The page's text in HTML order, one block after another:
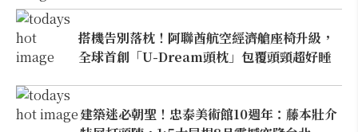
搭機告別落枕！阿聯酋航空經濟艙座椅升級，
全球首創「U-Dream頭枕」包覆頭頸超好睡
建築迷必朝聖！忠泰美術館10週年：藤本壯介